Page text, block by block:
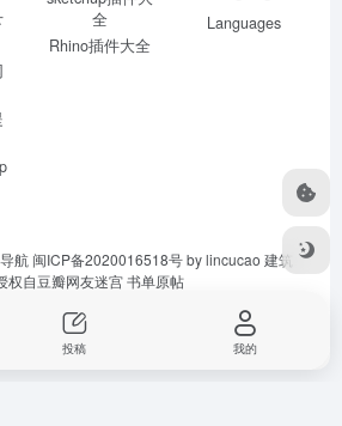
全
Rhino插件大全
Languages
航 闽ICP备2020016518号by lincucao 建筑
权自豆瓣网友迷宫书单原帖
投稿 我的